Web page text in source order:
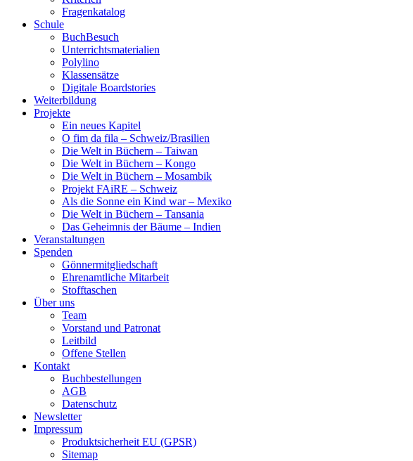
Fragenkatalog
Schule
BuchBesuch
Unterrichtsmaterialien
Polylino
Klassensätze
Digitale Boardstories
Weiterbildung
Projekte
Ein neues Kapitel
O fim da fila – Schweiz/Brasilien
Die Welt in Büchern – Taiwan
Die Welt in Büchern – Kongo
Die Welt in Büchern – Mosambik
Projekt FAiRE – Schweiz
Als die Sonne ein Kind war – Mexiko
Die Welt in Büchern – Tansania
Das Geheimnis der Bäume – Indien
Veranstaltungen
Spenden
Gönnermitgliedschaft
Ehrenamtliche Mitarbeit
Stofftaschen
Über uns
Team
Vorstand und Patronat
Leitbild
Offene Stellen
Kontakt
Buchbestellungen
AGB
Datenschutz
Newsletter
Impressum
Produktsicherheit EU (GPSR)
Sitemap